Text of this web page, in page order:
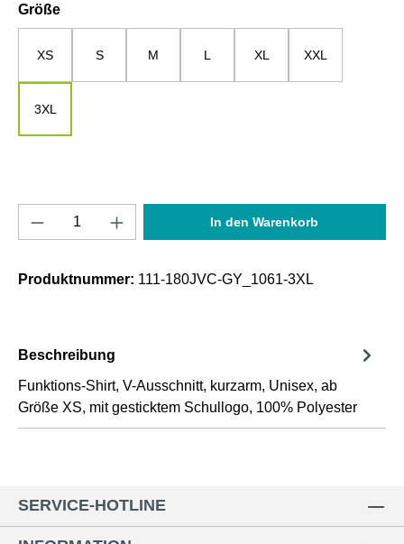
Größeauswählen
XS S M L XL XXL
3XL
Produkt Anzahl: Gib den gewünschten
In den Warenkorb
Produktnummer: 111-180JVC-GY_1061-3XL
Beschreibung
Funktions-Shirt, V-Ausschnitt, kurzarm, Unisex, ab
Größe XS, mit gesticktem Schullogo, 100% Polyester
SERVICE-HOTLINE